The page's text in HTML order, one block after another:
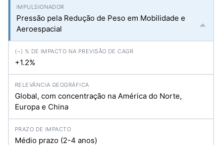
Pressão pela Redução de Peso em Mobilidade e
Aeroespacial
+1.2%
Global, com concentração na América do Norte,
Europa e China
Médio prazo (2-4 anos)